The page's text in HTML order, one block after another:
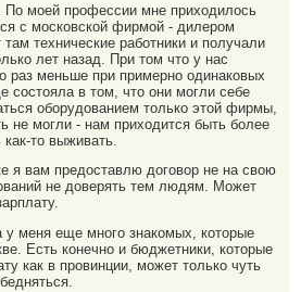
По моей профессии мне приходилось
с московской фирмой - дилером
технические работники и получали
лет назад. При том что у нас
раз меньше при примерно одинаковых
состояла в том, что они могли себе
оборудованием только этой фирмы,
не могли - нам приходится быть более
то выживать.
я вам предоставлю договор не на свою
не доверять тем людям. Может
у меня еще много знакомых, которые
Есть конечно и бюджетники, которые
как в провинции, может только чуть